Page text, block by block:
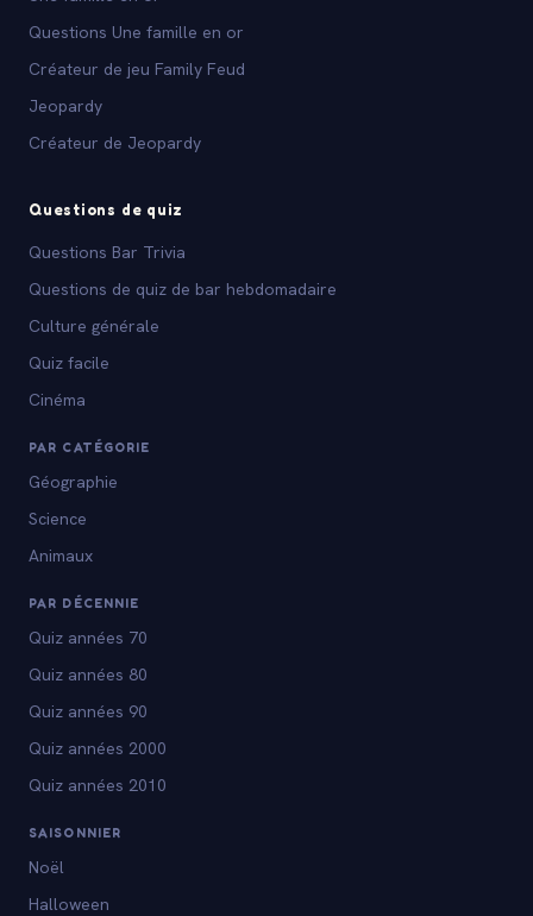
Questions Une famille en or
Créateur de jeu Family Feud
Jeopardy
Créateur de Jeopardy
Questions de quiz
Questions Bar Trivia
Questions de quiz de bar hebdomadaire
Culture générale
Quiz facile
Cinéma
PAR CATÉGORIE
Géographie
Science
Animaux
PAR DÉCENNIE
Quiz années 70
Quiz années 80
Quiz années 90
Quiz années 2000
Quiz années 2010
SAISONNIER
Noël
Halloween